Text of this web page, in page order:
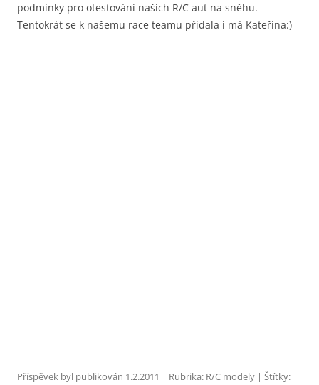
podmínky pro otestování našich R/C aut na sněhu.
Tentokrát se k našemu race teamu přidala i má Kateřina:)
Příspěvek byl publikován 1.2.2011 | Rubrika: R/C modely | Štítky: